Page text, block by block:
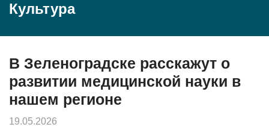
Культура
В Зеленоградске расскажут о
развитии медицинской науки в
нашем регионе
19.05.2026